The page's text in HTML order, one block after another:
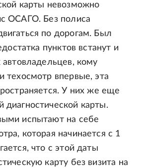
карты невозможно
ОСАГО. Без полиса
по дорогам. Был
пунктов встанут и
кому
техосмотр впервые, эта
У них же еще
карты.
испытают на себе
которая начинается с 1
что с этой даты
карту без визита на